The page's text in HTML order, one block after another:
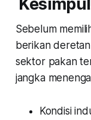
Sebelum
berikan
sektor pakan
jangka
Kondisi